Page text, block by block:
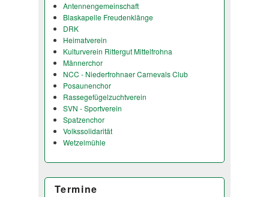
Antennengemeinschaft
Blaskapelle Freudenklänge
DRK
Heimatverein
Kulturverein Rittergut Mittelfrohna
Männerchor
NCC - Niederfrohnaer Carnevals Club
Posaunenchor
Rassegefügelzuchtverein
SVN - Sportverein
Spatzenchor
Volkssolidarität
Wetzelmühle
Termine